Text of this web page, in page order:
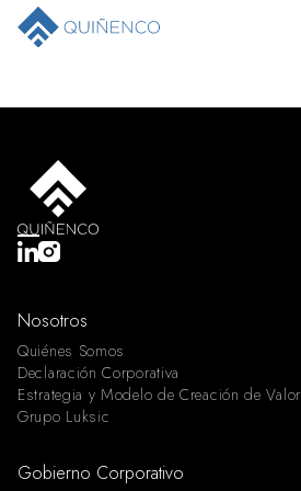
Nosotros
Quiénes Somos
Declaración Corporativa
Estrategia y Modelo de Creación de Valor
Grupo Luksic
Gobierno Corporativo